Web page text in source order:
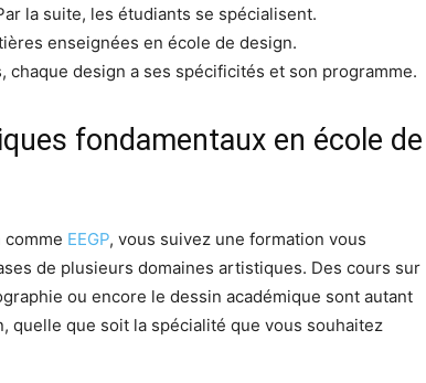
la suite, les étudiants se spécialisent.
enseignées en école de design.
chaque design a ses spécificités et son programme.
fondamentaux en école de
EEGP, vous suivez une formation vous
de plusieurs domaines artistiques. Des cours sur
ou encore le dessin académique sont autant
quelle que soit la spécialité que vous souhaitez